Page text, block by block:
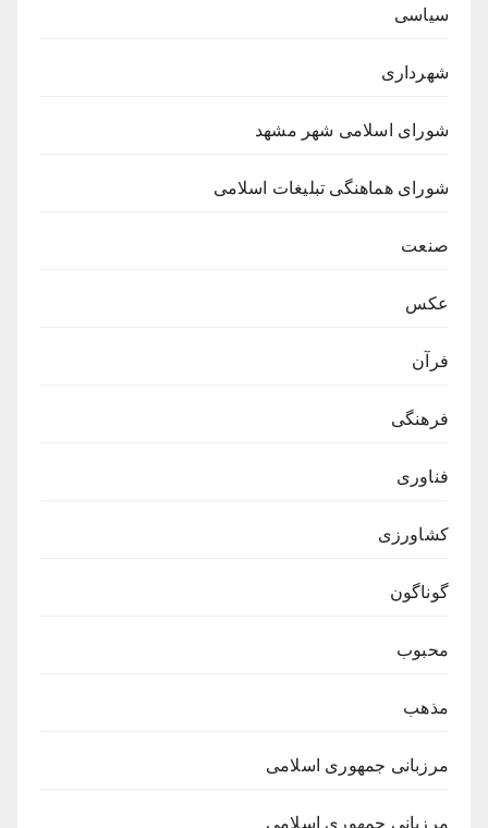
سیاسی
شهرداری
شورای اسلامی شهر مشهد
شورای هماهنگی تبلیغات اسلامی
صنعت
عکس
فرآن
فرهنگی
فناوری
کشاورزی
گوناگون
محبوب
مذهب
مرزبانی جمهوری اسلامی
مرزبانی جمهوری اسلامی